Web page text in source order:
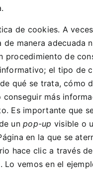
de cookies. A
de manera adecuada
procedimiento de
el tipo de
qué se trata, cómo
conseguir más
Es importante que
unpop-up visible o
en la que se
hace clic a través
Lo vemos en el